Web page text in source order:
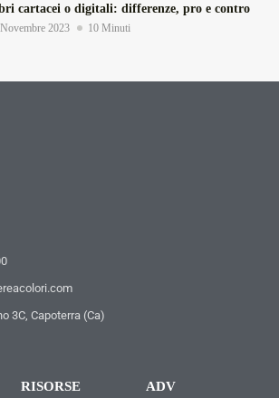
cartacei o digitali: differenze, pro e contro
2023 10 Minuti
3C, Capoterra (Ca)
RISORSE ADV